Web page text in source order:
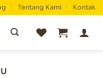
Tentang Kami Kontak